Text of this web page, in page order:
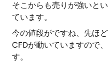
そこからも売りが強いと
ています。
今の値段がですね、先ほ
CFDが動いていますので
す。